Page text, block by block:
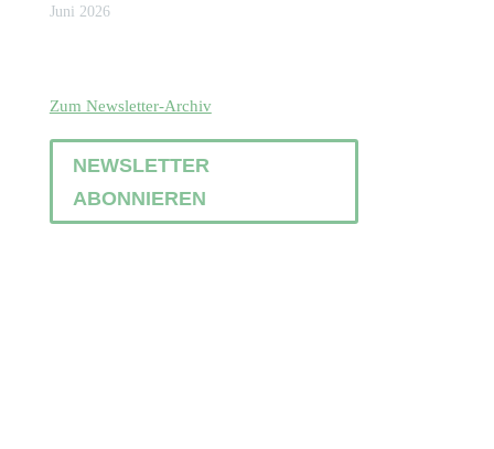
Juni 2026
Zum Newsletter-Archiv
NEWSLETTER
ABONNIEREN